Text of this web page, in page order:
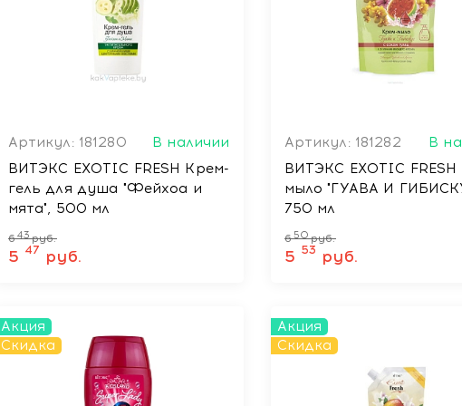
Артикул: 181280
В наличии
ВИТЭКС EXOTIC FRESH Крем-
гель для душа "Фейхоа и
мята", 500 мл
643 руб.
5 47 руб.
Артикул: 181282
В
ВИТЭКС EXOTIC
мыло "ГУАВА И
750 мл
650 руб.
5 53 руб.
Акция
Скидка
Акция
Скидка